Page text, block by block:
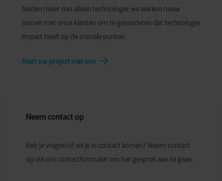
bieden meer dan alleen technologie; we werken nauw
samen met onze klanten om te garanderen dat technologie
impact heeft op de cruciale punten.
Start uw project met ons
Neem contact op
Heb je vragen of wil je in contact komen? Neem contact
op via ons contactformulier om het gesprek aan te gaan.